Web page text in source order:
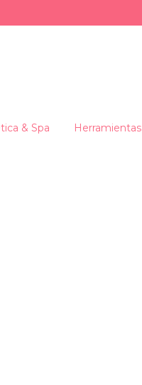
& Spa Herramientas